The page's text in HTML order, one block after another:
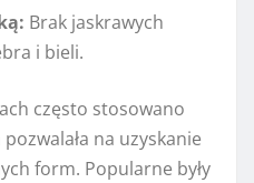
Brak jaskrawych
i bieli.
często stosowano
na uzyskanie
form. Popularne były